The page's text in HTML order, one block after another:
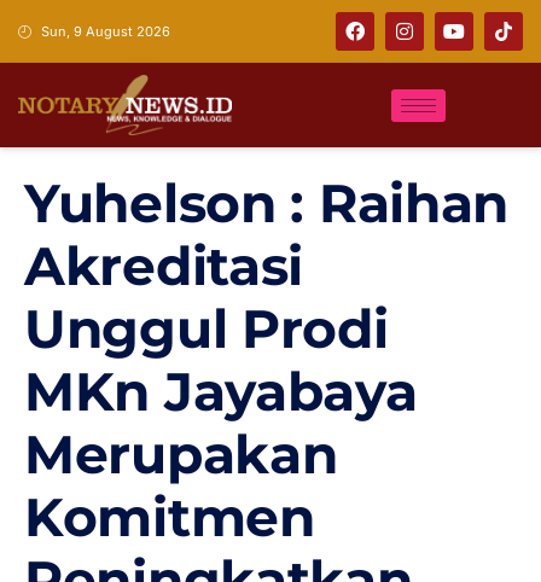
Sun, 9 August 2026
Yuhelson : Raihan
Akreditasi
Unggul Prodi
MKn Jayabaya
Merupakan
Komitmen